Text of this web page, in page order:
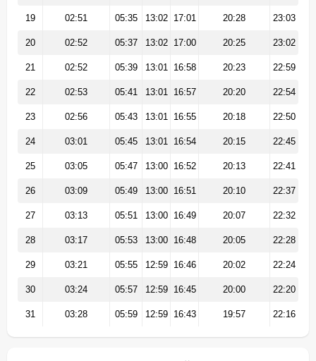
19 02:51 05:35 13:02 17:01 20:28 23:03
20 02:52 05:37 13:02 17:00 20:25 23:02
21 02:52 05:39 13:01 16:58 20:23 22:59
22 02:53 05:41 13:01 16:57 20:20 22:54
23 02:56 05:43 13:01 16:55 20:18 22:50
24 03:01 05:45 13:01 16:54 20:15 22:45
25 03:05 05:47 13:00 16:52 20:13 22:41
26 03:09 05:49 13:00 16:51 20:10 22:37
27 03:13 05:51 13:00 16:49 20:07 22:32
28 03:17 05:53 13:00 16:48 20:05 22:28
29 03:21 05:55 12:59 16:46 20:02 22:24
30 03:24 05:57 12:59 16:45 20:00 22:20
31 03:28 05:59 12:59 16:43 19:57 22:16